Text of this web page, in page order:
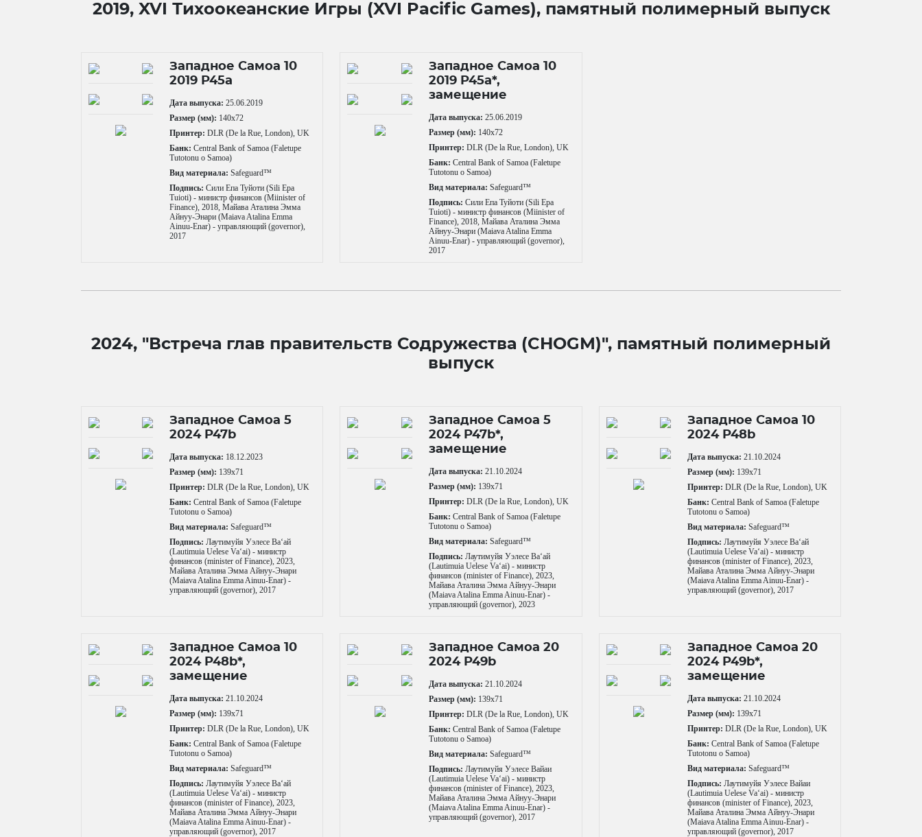
2019, XVI Тихоокеанские Игры (XVI Pacific Games), памятный полимерный выпуск
Западное Самоа 10
2019 P45a
Дата выпуска: 25.06.2019
Размер (мм): 140x72
Принтер: DLR (De la Rue, London), UK
Банк: Central Bank of Samoa (Faletupe
Tutotonu o Samoa)
Вид материала: Safeguard™
Подпись: Сили Епа Туйоти (Sili Epa
Tuioti) - министр финансов (Miinister of
Finance), 2018, Майава Аталина Эмма
Айнуу-Энари (Maiava Atalina Emma
Ainuu-Enar) - управляющий (governor),
2017
Западное Самоа 10
2019 P45a*,
замещение
Дата выпуска: 25.06.2019
Размер (мм): 140x72
Принтер: DLR (De la Rue, London), UK
Банк: Central Bank of Samoa (Faletupe
Tutotonu o Samoa)
Вид материала: Safeguard™
Подпись: Сили Епа Туйоти (Sili Epa
Tuioti) - министр финансов (Miinister of
Finance), 2018, Майава Аталина Эмма
Айнуу-Энари (Maiava Atalina Emma
Ainuu-Enar) - управляющий (governor),
2017
2024, "Встреча глав правительств Содружества (CHOGM)", памятный полимерный
выпуск
Западное Самоа 5
2024 P47b
Дата выпуска: 18.12.2023
Размер (мм): 139x71
Принтер: DLR (De la Rue, London), UK
Банк: Central Bank of Samoa (Faletupe
Tutotonu o Samoa)
Вид материала: Safeguard™
Подпись: Лаутимуйя Уэлесе Ваʻай
(Lautimuia Uelese Vaʻai) - министр
финансов (minister of Finance), 2023,
Майава Аталина Эмма Айнуу-Энари
(Maiava Atalina Emma Ainuu-Enar) -
управляющий (governor), 2017
Западное Самоа 5
2024 P47b*,
замещение
Дата выпуска: 21.10.2024
Размер (мм): 139x71
Принтер: DLR (De la Rue, London), UK
Банк: Central Bank of Samoa (Faletupe
Tutotonu o Samoa)
Вид материала: Safeguard™
Подпись: Лаутимуйя Уэлесе Ваʻай
(Lautimuia Uelese Vaʻai) - министр
финансов (minister of Finance), 2023,
Майава Аталина Эмма Айнуу-Энари
(Maiava Atalina Emma Ainuu-Enar) -
управляющий (governor), 2023
Западное Самоа 10
2024 P48b
Дата выпуска: 21.10.2024
Размер (мм): 139x71
Принтер: DLR (De la Rue, London), UK
Банк: Central Bank of Samoa (Faletupe
Tutotonu o Samoa)
Вид материала: Safeguard™
Подпись: Лаутимуйя Уэлесе Ваʻай
(Lautimuia Uelese Vaʻai) - министр
финансов (minister of Finance), 2023,
Майава Аталина Эмма Айнуу-Энари
(Maiava Atalina Emma Ainuu-Enar) -
управляющий (governor), 2017
Западное Самоа 10
2024 P48b*,
замещение
Дата выпуска: 21.10.2024
Размер (мм): 139x71
Принтер: DLR (De la Rue, London), UK
Банк: Central Bank of Samoa (Faletupe
Tutotonu o Samoa)
Вид материала: Safeguard™
Подпись: Лаутимуйя Уэлесе Ваʻай
(Lautimuia Uelese Vaʻai) - министр
финансов (minister of Finance), 2023,
Майава Аталина Эмма Айнуу-Энари
(Maiava Atalina Emma Ainuu-Enar) -
управляющий (governor), 2017
Западное Самоа 20
2024 P49b
Дата выпуска: 21.10.2024
Размер (мм): 139x71
Принтер: DLR (De la Rue, London), UK
Банк: Central Bank of Samoa (Faletupe
Tutotonu o Samoa)
Вид материала: Safeguard™
Подпись: Лаутимуйя Уэлесе Вайаи
(Lautimuia Uelese Vaʻai) - министр
финансов (minister of Finance), 2023,
Майава Аталина Эмма Айнуу-Энари
(Maiava Atalina Emma Ainuu-Enar) -
управляющий (governor), 2017
Западное Самоа 20
2024 P49b*,
замещение
Дата выпуска: 21.10.2024
Размер (мм): 139x71
Принтер: DLR (De la Rue, London), UK
Банк: Central Bank of Samoa (Faletupe
Tutotonu o Samoa)
Вид материала: Safeguard™
Подпись: Лаутимуйя Уэлесе Вайаи
(Lautimuia Uelese Vaʻai) - министр
финансов (minister of Finance), 2023,
Майава Аталина Эмма Айнуу-Энари
(Maiava Atalina Emma Ainuu-Enar) -
управляющий (governor), 2017